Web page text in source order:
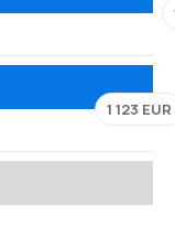
1 123 EUR